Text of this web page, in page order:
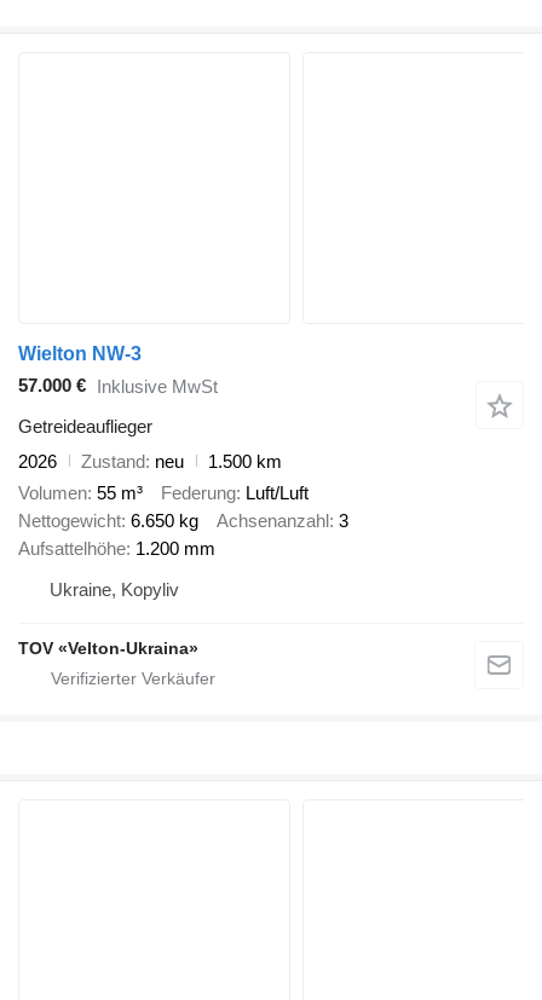
Wielton NW-3
57.000 € Inklusive MwSt
Getreideauflieger
2026
Zustand neu
1.500 km
Volumen 55 m³ Federung Luft/Luft
Nettogewicht 6.650 kg Achsenanzahl 3
Aufsattelhöhe 1.200 mm
Ukraine, Kopyliv
TOV «Velton-Ukraina»